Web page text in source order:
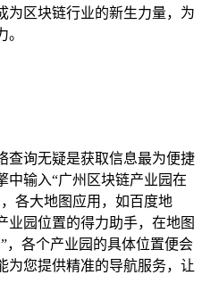
为区块链行业的新生力量，为
查询无疑是获取信息最为便捷
中输入“广州区块链产业园在
各大地图应用，如百度地
业园位置的得力助手，在地图
，各个产业园的具体位置便会
为您提供精准的导航服务，让